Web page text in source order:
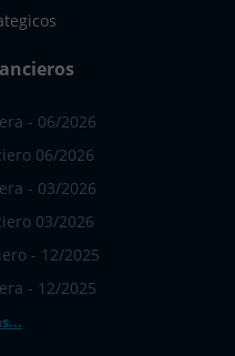
- 06/2026
06/2026
- 03/2026
03/2026
- 12/2025
- 12/2025